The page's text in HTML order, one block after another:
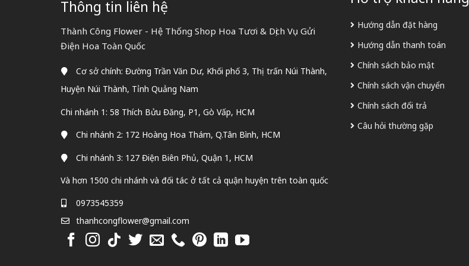
Thông tin liên hệ
Thành Công Flower - Hệ Thống Shop Hoa Tươi & Dịch Vụ Gửi
Điện Hoa Toàn Quốc
Cơ sở chính: Đường Trần Văn Dư, Khối phố 3, Thị trấn Núi Thành,
Huyện Núi Thành, Tỉnh Quảng Nam
Chi nhánh 1: 58 Thích Bửu Đăng, P1, Gò Vấp, HCM
Chi nhánh 2: 172 Hoàng Hoa Thám, Q.Tân Bình, HCM
Chi nhánh 3: 127 Điện Biên Phủ, Quận 1, HCM
Và hơn 1500 chi nhánh và đối tác ở tất cả quận huyện trên toàn quốc
0973545359
thanhcongflower@gmail.com
Hướng dẫn đặt hàng
Hướng dẫn thanh toán
Chính sách bảo mật
Chính sách vận chuyển
Chính sách đổi trả
Câu hỏi thường gặp